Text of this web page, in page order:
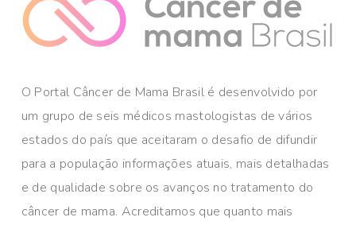
O Portal Câncer de Mama Brasil é desenvolvido por
um grupo de seis médicos mastologistas de vários
estados do país que aceitaram o desafio de difundir
para a população informações atuais, mais detalhadas
e de qualidade sobre os avanços no tratamento do
câncer de mama. Acreditamos que quanto mais